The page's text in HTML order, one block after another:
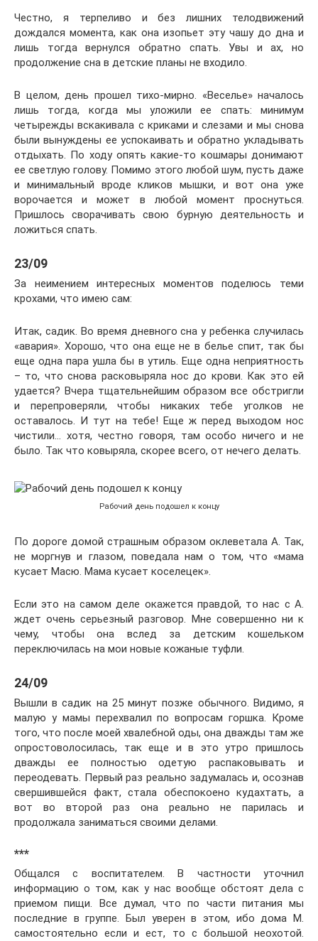
Честно, я терпеливо и без лишних телодвижений
дождался момента, как она изопьет эту чашу до дна и
лишь тогда вернулся обратно спать. Увы и ах, но
продолжение сна в детские планы не входило.
В целом, день прошел тихо-мирно. «Веселье» началось
лишь тогда, когда мы уложили ее спать: минимум
четырежды вскакивала с криками и слезами и мы снова
были вынуждены ее успокаивать и обратно укладывать
отдыхать. По ходу опять какие-то кошмары донимают
ее светлую голову. Помимо этого любой шум, пусть даже
и минимальный вроде кликов мышки, и вот она уже
ворочается и может в любой момент проснуться.
Пришлось сворачивать свою бурную деятельность и
ложиться спать.
23/09
За неимением интересных моментов поделюсь теми
крохами, что имею сам:
Итак, садик. Во время дневного сна у ребенка случилась
«авария». Хорошо, что она еще не в белье спит, так бы
еще одна пара ушла бы в утиль. Еще одна неприятность
– то, что снова расковыряла нос до крови. Как это ей
удается? Вчера тщательнейшим образом все обстригли
и перепроверяли, чтобы никаких тебе уголков не
оставалось. И тут на тебе! Еще ж перед выходом нос
чистили… хотя, честно говоря, там особо ничего и не
было. Так что ковыряла, скорее всего, от нечего делать.
Рабочий день подошел к концу
По дороге домой страшным образом оклеветала А. Так,
не моргнув и глазом, поведала нам о том, что «мама
кусает Масю. Мама кусает коселецек».
Если это на самом деле окажется правдой, то нас с А.
ждет очень серьезный разговор. Мне совершенно ни к
чему, чтобы она вслед за детским кошельком
переключилась на мои новые кожаные туфли.
24/09
Вышли в садик на 25 минут позже обычного. Видимо, я
малую у мамы перехвалил по вопросам горшка. Кроме
того, что после моей хвалебной оды, она дважды там же
опростоволосилась, так еще и в это утро пришлось
дважды ее полностью одетую распаковывать и
переодевать. Первый раз реально задумалась и, осознав
свершившейся факт, стала обеспокоено кудахтать, а
вот во второй раз она реально не парилась и
продолжала заниматься своими делами.
***
Общался с воспитателем. В частности уточнил
информацию о том, как у нас вообще обстоят дела с
приемом пищи. Все думал, что по части питания мы
последние в группе. Был уверен в этом, ибо дома М.
самостоятельно если и ест, то с большой неохотой.